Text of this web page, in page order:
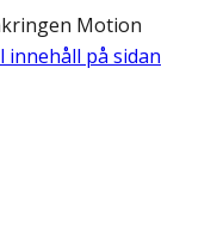
Motion
innehåll på sidan